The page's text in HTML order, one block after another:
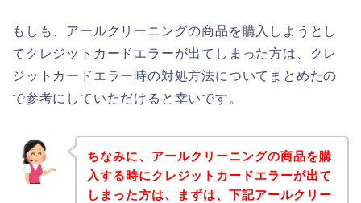
もしも、アールクリーニングの商品を購入しようとし
てクレジットカードエラーが出てしまった方は、クレ
ジットカードエラー時の対処方法についてまとめたの
で参考にしていただけると幸いです。
ちなみに、アールクリーニングの商品を購
入する時にクレジットカードエラーが出て
しまった方は、まずは、下記アールクリー